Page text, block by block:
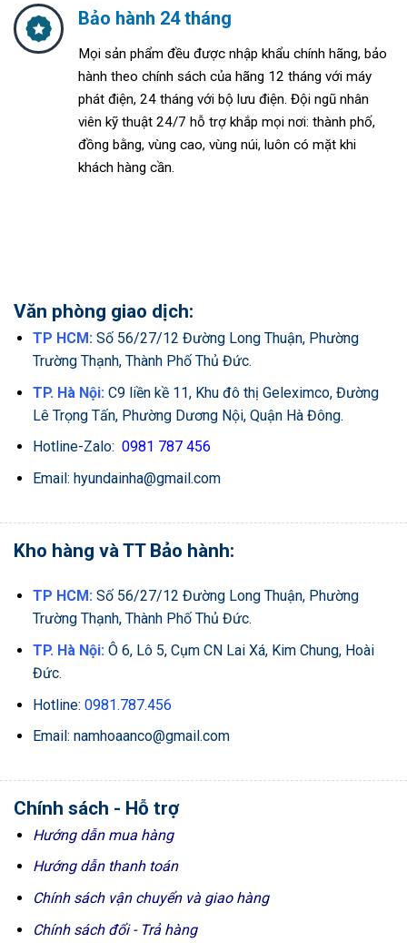
Bảo hành 24 tháng
Mọi sản phẩm đều được nhập khẩu chính hãng, bảo
hành theo chính sách của hãng 12 tháng với máy
phát điện, 24 tháng với bộ lưu điện. Đội ngũ nhân
viên kỹ thuật 24/7 hỗ trợ khắp mọi nơi: thành phố,
đồng bằng, vùng cao, vùng núi, luôn có mặt khi
khách hàng cần.
Văn phòng giao dịch:
TP HCM: Số 56/27/12 Đường Long Thuận, Phường
Trường Thạnh, Thành Phố Thủ Đức.
TP. Hà Nội: C9 liền kề 11, Khu đô thị Geleximco, Đường
Lê Trọng Tấn, Phường Dương Nội, Quận Hà Đông.
Hotline-Zalo: 0981 787 456
Email: hyundainha@gmail.com
Kho hàng và TT Bảo hành:
TP HCM:Số 56/27/12 Đường Long Thuận, Phường
Trường Thạnh, Thành Phố Thủ Đức.
TP. Hà Nội:Ô 6, Lô 5, Cụm CN Lai Xá, Kim Chung, Hoài
Đức.
Hotline: 0981.787.456
Email: namhoaanco@gmail.com
Chính sách - Hỗ trợ
Hướng dẫn mua hàng
Hướng dẫn thanh toán
Chính sách vận chuyển và giao hàng
Chính sách đổi - Trả hàng